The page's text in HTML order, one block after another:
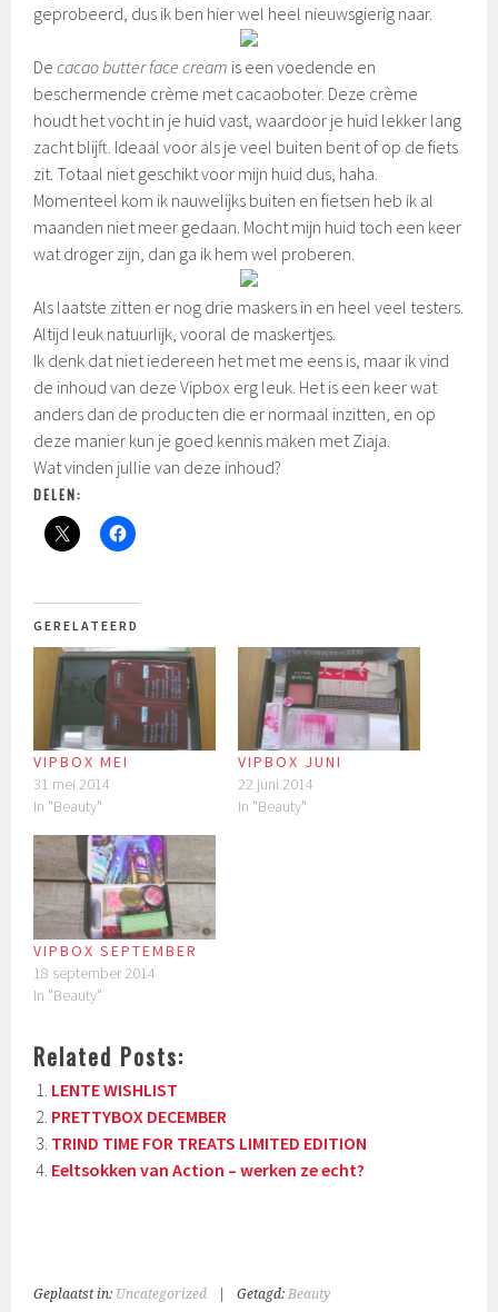
geprobeerd, dus ik ben hier wel heel nieuwsgierig naar.
Decacao butter face cream is een voedende en
beschermende crème met cacaoboter. Deze crème
houdt het vocht in je huid vast, waardoor je huid lekker lang
zacht blijft. Ideaal voor als je veel buiten bent of op de fiets
zit. Totaal niet geschikt voor mijn huid dus, haha.
Momenteel kom ik nauwelijks buiten en fietsen heb ik al
maanden niet meer gedaan. Mocht mijn huid toch een keer
wat droger zijn, dan ga ik hem wel proberen.
Als laatste zitten er nog drie maskers in en heel veel testers.
Altijd leuk natuurlijk, vooral de maskertjes.
Ik denk dat niet iedereen het met me eens is, maar ik vind
de inhoud van deze Vipbox erg leuk. Het is een keer wat
anders dan de producten die er normaal inzitten, en op
deze manier kun je goed kennis maken met Ziaja.
Wat vinden jullie van deze inhoud?
DELEN:
GERELATEERD
VIPBOX MEI
31 mei 2014
In "Beauty"
VIPBOX JUNI
22 juni 2014
In "Beauty"
VIPBOX SEPTEMBER
18 september 2014
In "Beauty"
Related Posts:
LENTE WISHLIST
PRETTYBOX DECEMBER
TRIND TIME FOR TREATS LIMITED EDITION
Eeltsokken van Action – werken ze echt?
Geplaatst in: Uncategorized Getagd:Beauty